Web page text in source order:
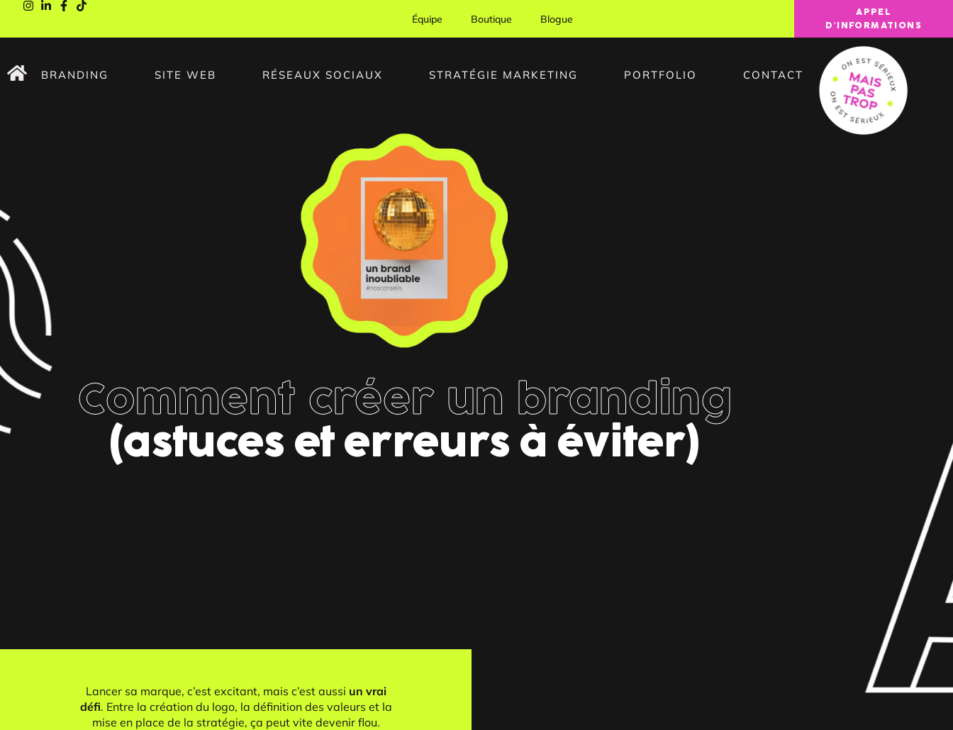
Équipe Boutique Blogue
APPEL
D'INFORMATIONS
BRANDING SITE WEB RÉSEAUX SOCIAUX STRATÉGIE MARKETING PORTFOLIO CONTACT
Comment créer un branding
(astuces et erreurs à éviter)
Lancer sa marque, c’est excitant, mais c’est aussi un vrai
défi. Entre la création du logo, la définition des valeurs et la
mise en place de la stratégie, ça peut vite devenir flou.